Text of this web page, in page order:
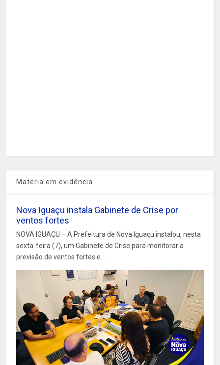
Matéria em evidência
Nova Iguaçu instala Gabinete de Crise por
ventos fortes
NOVA IGUAÇU – A Prefeitura de Nova Iguaçu instalou, nesta
sexta-feira (7), um Gabinete de Crise para monitorar a
previsão de ventos fortes e...